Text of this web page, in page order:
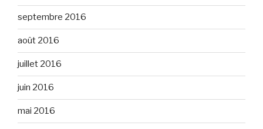
septembre 2016
août 2016
juillet 2016
juin 2016
mai 2016